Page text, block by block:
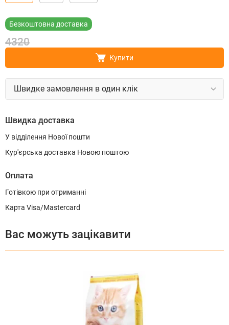
Безкоштовна доставка
4320
Купити
Швидке замовлення в один клік
Швидка доставка
У відділення Нової пошти
Кур'єрська доставка Новою поштою
Оплата
Готівкою при отриманні
Карта Visa/Mastercard
Вас можуть зацікавити